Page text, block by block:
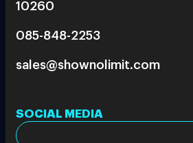
10260
085-848-2253
sales@shownolimit.com
SOCIAL MEDIA